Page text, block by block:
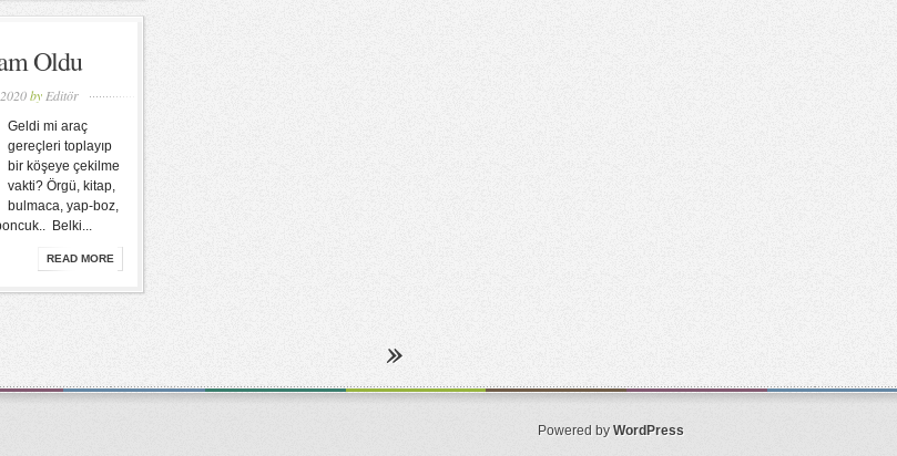
Oldu
by Editör
Geldi mi araç
gereçleri toplayıp
bir köşeye çekilme
vakti? Örgü, kitap,
bulmaca, yap-boz,
Belki...
READ MORE
Powered by WordPress